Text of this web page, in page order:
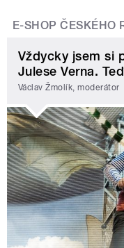
E-SHOP ČESKÉHO
Vždycky jsem si
Julese Verna.
Václav Žmolík, moderátor